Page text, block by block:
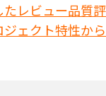
レビュー品質
ェクト特性か